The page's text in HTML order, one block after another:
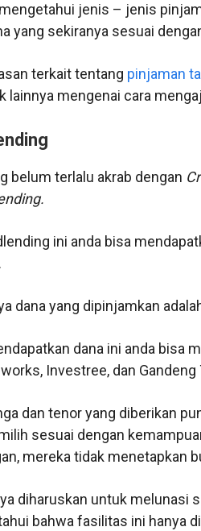
jenis – jenis
yang sekiranya sesuai
terkait tentang pinjaman
lainnya mengenai cara
belum terlalu akrab dengan
ini anda bisa
dana yang dipinjamkan
dana ini anda bisa
Investree, dan Gandeng
dan tenor yang diberikan
sesuai dengan
mereka tidak menetapkan
diharuskan untuk melunasi
bahwa fasilitas ini hanya